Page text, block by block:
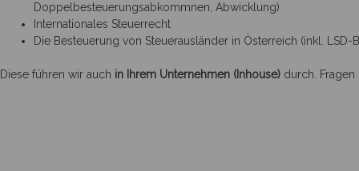
Doppelbesteuerungsabkommnen, Abwicklung)
Internationales Steuerrecht
Die Besteuerung von Steuerausländer in Österreich (inkl. LSD-
Diese führen wir auch in Ihrem Unternehmen (Inhouse) durch.